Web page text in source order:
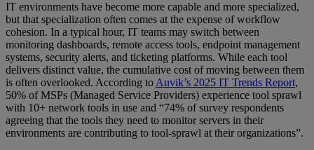
IT environments have become more capable and more specialized,
but that specialization often comes at the expense of workflow
cohesion. In a typical hour, IT teams may switch between
monitoring dashboards, remote access tools, endpoint management
systems, security alerts, and ticketing platforms. While each tool
delivers distinct value, the cumulative cost of moving between them
is often overlooked. According to Auvik’s 2025 IT Trends Report,
50% of MSPs (Managed Service Providers) experience tool sprawl
with 10+ network tools in use and “74% of survey respondents
agreeing that the tools they need to monitor servers in their
environments are contributing to tool-sprawl at their organizations”.